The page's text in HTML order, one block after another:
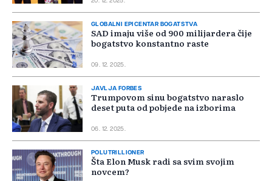
GLOBALNI EPICENTAR BOGATSTVA
SAD imaju više od 900 milijardera čije
bogatstvo konstantno raste
09. 12. 2025.
JAVLJA FORBES
Trumpovom sinu bogatstvo naraslo
deset puta od pobjede na izborima
06. 12. 2025.
POLUTRILLIONER
Šta Elon Musk radi sa svim svojim
novcem?